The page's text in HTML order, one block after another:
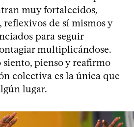
muy fortalecidos,
de sí mismos y
para seguir
multiplicándose.
pienso y reafirmo
colectiva es la única que
lugar.